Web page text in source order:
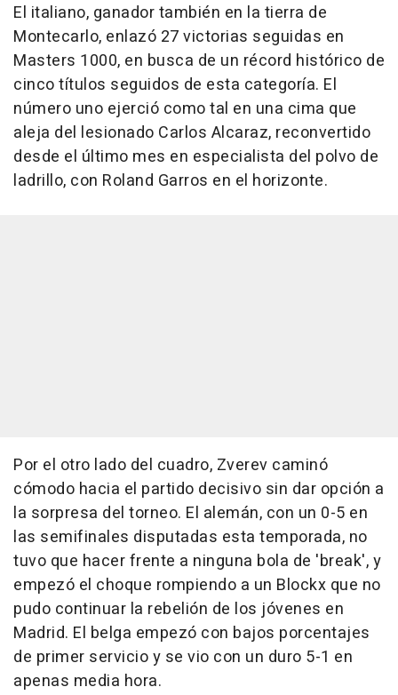
El italiano, ganador también en la tierra de
Montecarlo, enlazó 27 victorias seguidas en
Masters 1000, en busca de un récord histórico de
cinco títulos seguidos de esta categoría. El
número uno ejerció como tal en una cima que
aleja del lesionado Carlos Alcaraz, reconvertido
desde el último mes en especialista del polvo de
ladrillo, con Roland Garros en el horizonte.
Por el otro lado del cuadro, Zverev caminó
cómodo hacia el partido decisivo sin dar opción a
la sorpresa del torneo. El alemán, con un 0-5 en
las semifinales disputadas esta temporada, no
tuvo que hacer frente a ninguna bola de 'break', y
empezó el choque rompiendo a un Blockx que no
pudo continuar la rebelión de los jóvenes en
Madrid. El belga empezó con bajos porcentajes
de primer servicio y se vio con un duro 5-1 en
apenas media hora.